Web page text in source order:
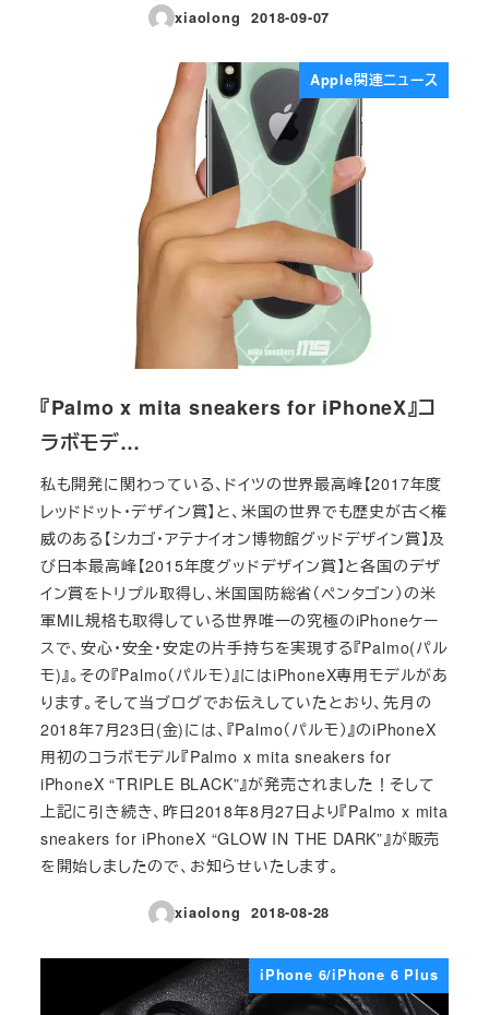
xiaolong
投稿日
2018-09-07
Apple関連ニュース
『Palmo x mita sneakers for iPhoneX』コ
ラボモデ…
私も開発に関わっている、ドイツの世界最高峰【2017年度
レッドドット・デザイン賞】と、米国の世界でも歴史が古く権
威のある【シカゴ・アテナイオン博物館グッドデザイン賞】及
び日本最高峰【2015年度グッドデザイン賞】と各国のデザ
イン賞をトリプル取得し、米国国防総省（ペンタゴン）の米
軍MIL規格も取得している世界唯一の究極のiPhoneケー
スで、安心・安全・安定の片手持ちを実現する『Palmo(パル
モ)』。その『Palmo（パルモ）』にはiPhoneX専用モデルがあ
ります。そして当ブログでお伝えしていたとおり、先月の
2018年7月23日(金)には、『Palmo（パルモ）』のiPhoneX
用初のコラボモデル『Palmo x mita sneakers for
iPhoneX “TRIPLE BLACK”』が発売されました！そして
上記に引き続き、昨日2018年8月27日より『Palmo x mita
sneakers for iPhoneX “GLOW IN THE DARK”』が販売
を開始しましたので、お知らせいたします。
xiaolong
投稿日
2018-08-28
iPhone 6/iPhone 6 Plus